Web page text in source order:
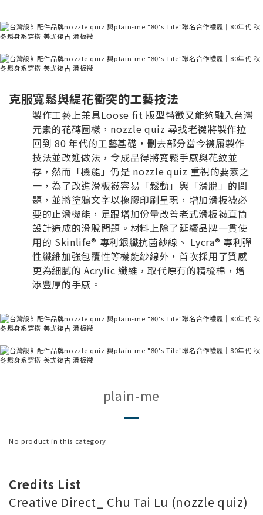
克服寬鬆與緹花衝突的工藝技法
製作工藝上兼具Loose fit 版型特徵又能夠融入台灣
元素的花磚圖樣，nozzle quiz 尋找老襪將製作拉
回到 80 年代的工藝基礎，刪去部分當今襪履製作
技法並改進做法，令成品得將寬鬆手感與花紋並
存，然而「機能」仍是 nozzle quiz 重視的要素之
一，為了改進滑板襪容易「鬆動」與「滑脫」的問
題，並將塗鴉文字以橡膠印刷呈現，增加滑板襪必
要的止滑機能，足跟增加份量改善老式滑板襪直筒
設計造成的滑脫問題。材料上除了延續品牌一貫使
用的 Skinlife® 專利銀纖抗菌紗線、 Lycra® 專利彈
性纖維加強包覆性等機能紗線外，首次採用了質感
更為細膩的 Acrylic 纖維，取代原有的精梳棉，增
添豐厚的手感。
plain-me
No product in this category
Credits List
Creative Direct_ Chu Tai Lu (nozzle quiz)